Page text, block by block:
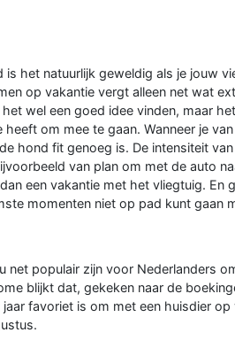
het natuurlijk geweldig als je jouw
op vakantie vergt alleen net wat
wel een goed idee vinden, maar
om mee te gaan. Wanneer je
hond fit genoeg is. De intensiteit
van plan om met de auto
een vakantie met het vliegtuig. En
momenten niet op pad kunt gaan
net populair zijn voor Nederlanders
blijkt dat, gekeken naar de
favoriet is om met een huisdier op